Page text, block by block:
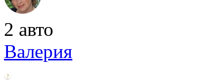
2 авто
Валерия